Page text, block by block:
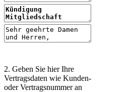
2. Geben Sie hier Ihre
Vertragsdaten wie Kunden-
oder Vertragsnummer an